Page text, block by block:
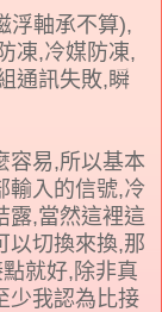
浮軸承不算),
凍,冷媒防凍,
通訊失敗,瞬
容易,所以基本
輸入的信號,冷
露,當然這裡這
以切換來換,那
就好,除非真
少我認為比接